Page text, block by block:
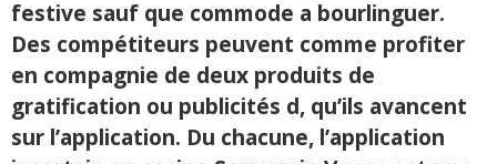
festive sauf que commode a bourlinguer.
Des compétiteurs peuvent comme profiter
en compagnie de deux produits de
gratification ou publicités d, qu’ils avancent
sur l’application. Du chacune, l’application